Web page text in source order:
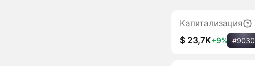
Капитализация
$ 23,7K+9% #9030